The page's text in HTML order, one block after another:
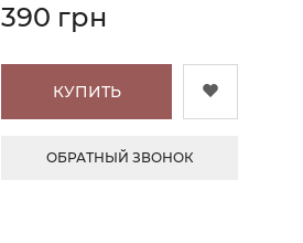
390 грн
КУПИТЬ
ОБРАТНЫЙ ЗВОНОК